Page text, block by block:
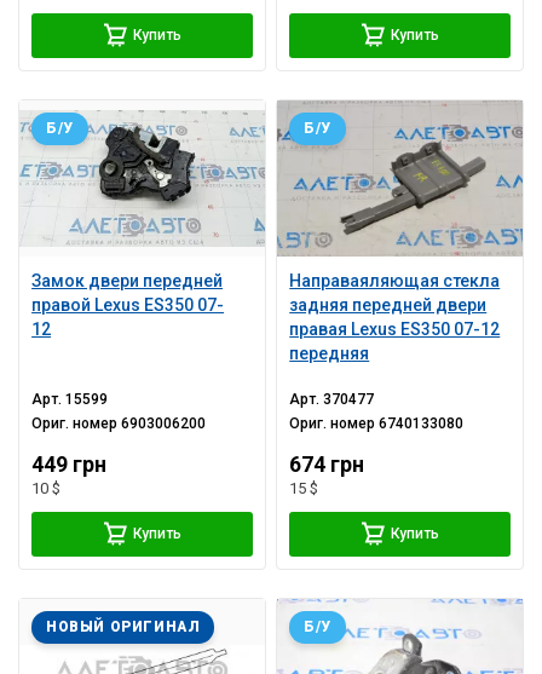
Купить Купить
Замок двери передней
правой Lexus ES350 07-
12
Б/У
Арт.15599
Ориг. номер6903006200
449 грн
10 $
Купить
Направаяляющая стекла
задняя передней двери
правая Lexus ES350 07-12
передняя
Б/У
Арт.370477
Ориг. номер6740133080
674 грн
15 $
Купить
НОВЫЙ ОРИГИНАЛ Б/У